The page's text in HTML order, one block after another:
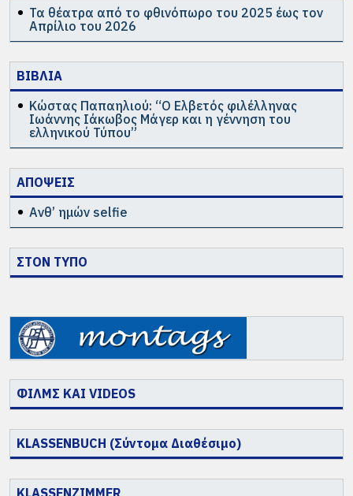
Τα θέατρα από το φθινόπωρο του 2025 έως τον
Απρίλιο του 2026
ΒΙΒΛΙΑ
Κώστας Παπαηλιού: “Ο Ελβετός φιλέλληνας
Ιωάννης Ιάκωβος Μάγερ και η γέννηση του
ελληνικού Τύπου”
ΑΠΟΨΕΙΣ
Ανθ’ ημών selfie
ΣΤΟΝ ΤΥΠΟ
ΦΙΛΜΣ ΚΑΙ VIDEOS
KLASSENBUCH (Σύντομα Διαθέσιμο)